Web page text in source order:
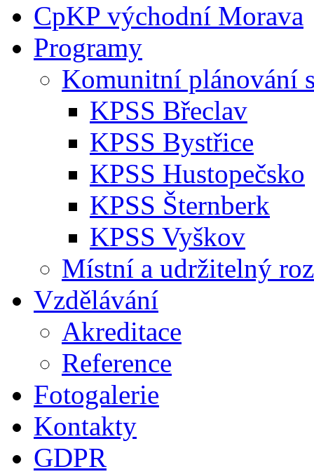
CpKP východní Morava
Programy
Komunitní plánování
KPSS Břeclav
KPSS Bystřice
KPSS Hustopečsko
KPSS Šternberk
KPSS Vyškov
Místní a udržitelný
Vzdělávání
Akreditace
Reference
Fotogalerie
Kontakty
GDPR